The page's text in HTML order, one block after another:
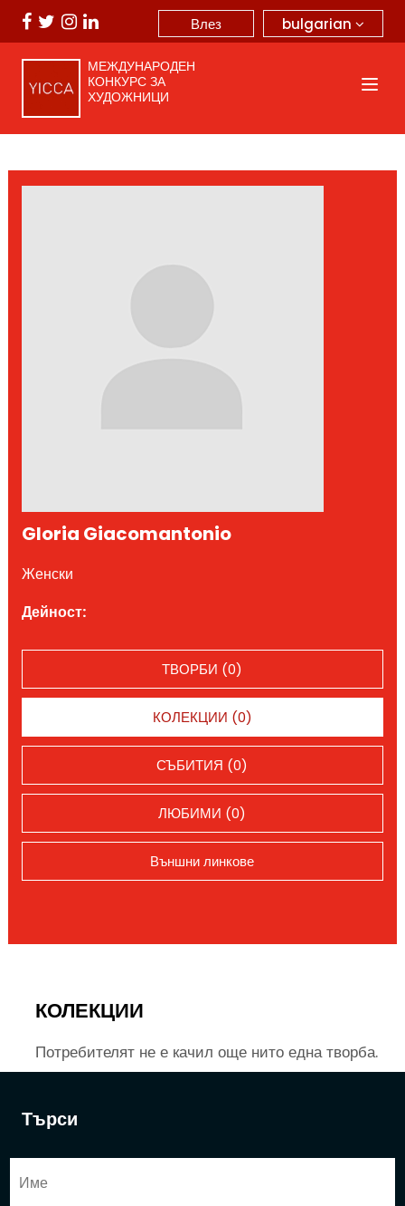
bulgarian
Влез
МЕЖДУНАРОДЕН
КОНКУРС ЗА
ХУДОЖНИЦИ
Търси
Gloria Giacomantonio
Женски
Дейност:
ТВОРБИ (0)
КОЛЕКЦИИ (0)
СЪБИТИЯ (0)
ЛЮБИМИ (0)
Външни линкове
КОЛЕКЦИИ
Потребителят не е качил още нито една творба.